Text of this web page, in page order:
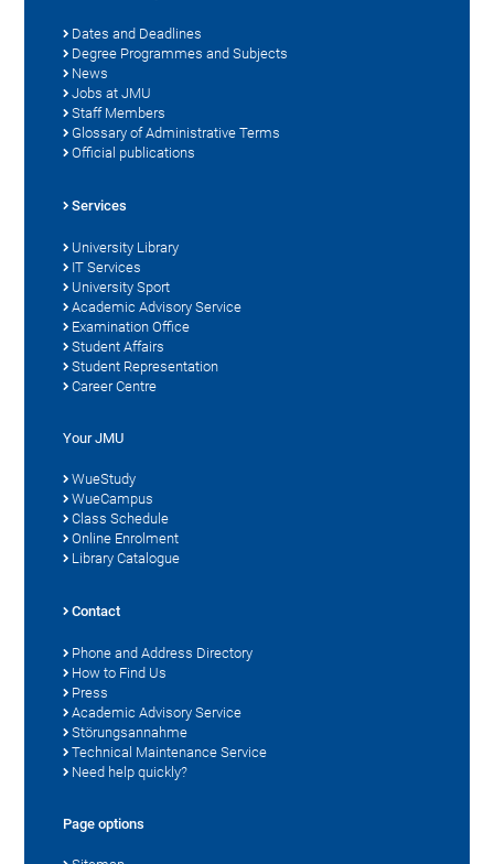
Dates and Deadlines
Degree Programmes and Subjects
News
Jobs at JMU
Staff Members
Glossary of Administrative Terms
Official publications
Services
University Library
IT Services
University Sport
Academic Advisory Service
Examination Office
Student Affairs
Student Representation
Career Centre
Your JMU
WueStudy
WueCampus
Class Schedule
Online Enrolment
Library Catalogue
Contact
Phone and Address Directory
How to Find Us
Press
Academic Advisory Service
Störungsannahme
Technical Maintenance Service
Need help quickly?
Page options